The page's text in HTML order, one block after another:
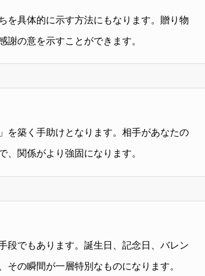
を具体的に示す方法にもなります。贈り物
謝の意を示すことができます。
を築く手助けとなります。相手があなたの
、関係がより強固になります。
段でもあります。誕生日、記念日、バレン
その瞬間が一層特別なものになります。